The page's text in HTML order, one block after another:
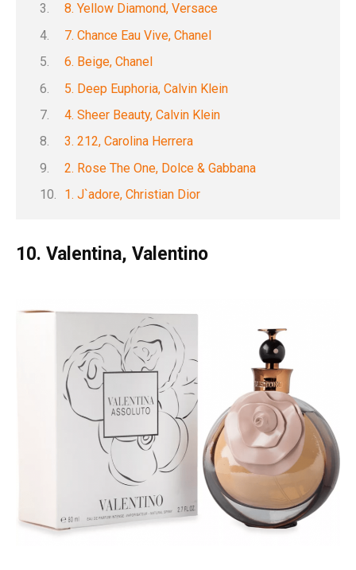
8. Yellow Diamond, Versace
7. Chance Eau Vive, Chanel
6. Beige, Chanel
5. Deep Euphoria, Calvin Klein
4. Sheer Beauty, Calvin Klein
3. 212, Carolina Herrera
2. Rose The One, Dolce & Gabbana
1. J`adore, Christian Dior
10. Valentina, Valentino